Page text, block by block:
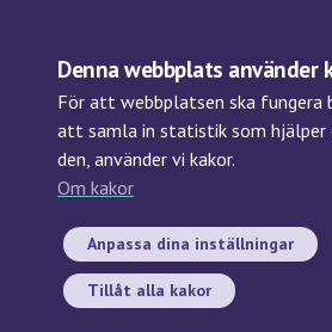
Denna webbplats använder
För att webbplatsen ska fungera
att samla in statistik som
den, använder vi kakor.
Om kakor
Anpassa dina inställningar
Tillåt alla kakor
Svenska
biobanksregistret/
Biobank Register